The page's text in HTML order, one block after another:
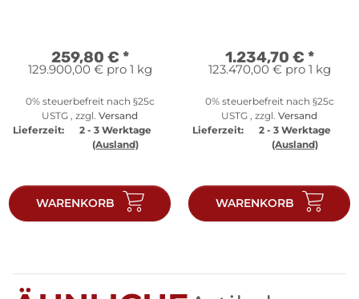
259,80 € *
129.900,00 € pro 1 kg
0% steuerbefreit nach §25c
USTG , zzgl. Versand
Lieferzeit:
2 - 3 Werktage
(Ausland)
WARENKORB
1.234,70 € *
123.470,00 € pro 1 kg
0% steuerbefreit nach §25c
USTG , zzgl. Versand
Lieferzeit:
2 - 3 Werktage
(Ausland)
WARENKORB